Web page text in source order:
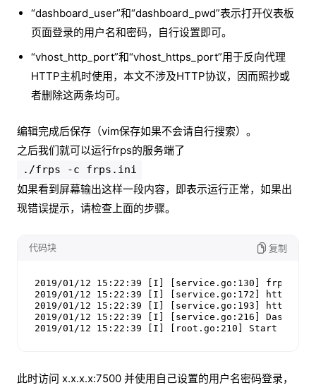
“dashboard_user”和“dashboard_pwd”表示打开仪表板
页面登录的用户名和密码，自行设置即可。
“vhost_http_port”和“vhost_https_port”用于反向代理
HTTP主机时使用，本文不涉及HTTP协议，因而照抄或
者删除这两条均可。
编辑完成后保存（vim保存如果不会请自行搜索）。
之后我们就可以运行frps的服务端了
./frps -c frps.ini
如果看到屏幕输出这样一段内容，即表示运行正常，如果出
现错误提示，请检查上面的步骤。
代码块 复制
2019/01/12 15:22:39 [I] [service.go:130] frps
2019/01/12 15:22:39 [I] [service.go:172] http
2019/01/12 15:22:39 [I] [service.go:193] https
2019/01/12 15:22:39 [I] [service.go:216]
此时访问 x.x.x.x:7500 并使用自己设置的用户名密码登录，